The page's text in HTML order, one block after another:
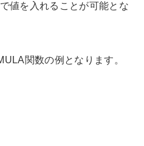
値を入れることが可能とな
関数の例となります。